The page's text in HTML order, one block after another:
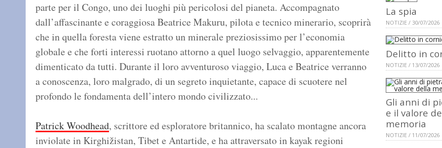
parte per il Congo, uno dei luoghi più pericolosi del pianeta. Accompagnato
dall’affascinante e coraggiosa Beatrice Makuru, pilota e tecnico minerario, scoprirà
che in quella foresta viene estratto un minerale preziosissimo per l’economia
globale e che forti interessi ruotano attorno a quel luogo selvaggio, apparentemente
dimenticato da tutti. Durante il loro avventuroso viaggio, Luca e Beatrice verranno
a conoscenza, loro malgrado, di un segreto inquietante, capace di scuotere nel
profondo le fondamenta dell’intero mondo civilizzato...
Patrick Woodhead, scrittore ed esploratore britannico, ha scalato montagne ancora
inviolate in Kirghižistan, Tibet e Antartide, e ha attraversato in kayak regioni
La spia
NOTIZIE / 30/07/2026
Delitto in
NOTIZIE / 13/07/2026
Gli anni di
e il valore
memoria
NOTIZIE / 11/07/2026